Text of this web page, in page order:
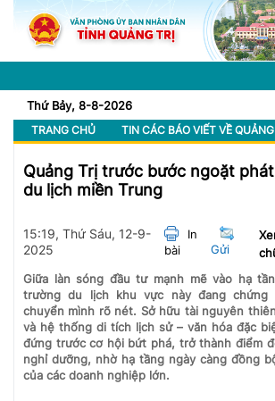
Thứ Bảy, 8-8-2026
TRANG CHỦ TIN CÁC BÁO VIẾT VỀ
Quảng Trị trước bước ngoặt
du lịch miền Trung
15:19, Thứ Sáu, 12-9-
2025
In
bài
Gửi
Giữa làn sóng đầu tư mạnh mẽ vào hạ
trường du lịch khu vực này đang chứng
chuyển mình rõ nét. Sở hữu tài nguyên
và hệ thống di tích lịch sử – văn hóa đặc
đứng trước cơ hội bứt phá, trở thành điểm
nghỉ dưỡng, nhờ hạ tầng ngày càng đồng
của các doanh nghiệp lớn.